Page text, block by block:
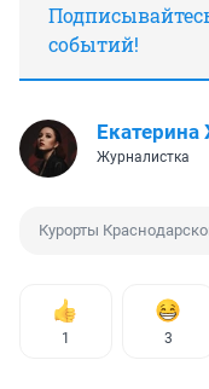
событий!
Журналистка
Курорты
1 3